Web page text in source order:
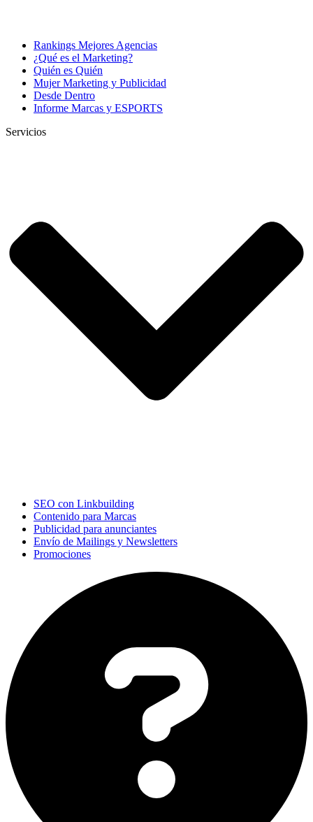
Rankings Mejores Agencias
¿Qué es el Marketing?
Quién es Quién
Mujer Marketing y Publicidad
Desde Dentro
Informe Marcas y ESPORTS
Servicios
SEO con Linkbuilding
Contenido para Marcas
Publicidad para anunciantes
Envío de Mailings y Newsletters
Promociones